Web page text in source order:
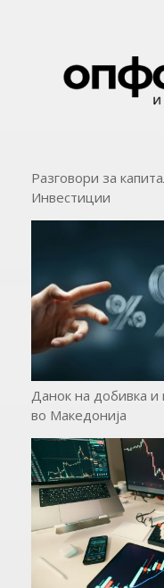
Разговори за
Инвестиции
Данок на добивка
во Македонија